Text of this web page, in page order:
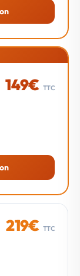
149€ TTC
219€ TTC